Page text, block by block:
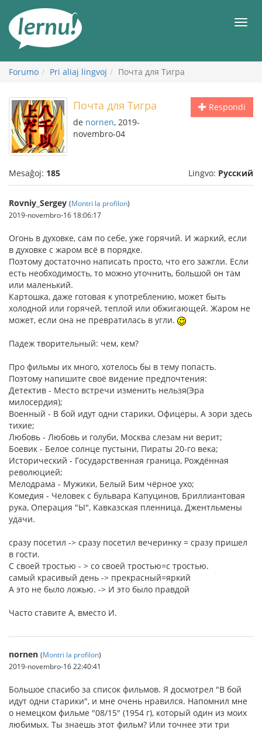
enhavo
Forumo Pri aliaj lingvoj Почта для Тигра
Respondi
Почта для Тигра
de nornen, 2019-
novembro-04
Mesaĝoj: 185 Lingvo: Русский
Rovniy_Sergey (Montri la profilon)
2019-novembro-16 18:06:17
Огонь в духовке, сам по себе, уже горячий. И жаркий, если
в духовке с жаром всё в порядке.
Поэтому достаточно написать просто, что его зажгли. Если
есть необходимость, то можно уточнить, большой он там
или маленький.
Картошка, даже готовая к употреблению, может быть
холодной или горячей, теплой или обжигающей. Жаром не
может, если она не превратилась в угли.
Падеж творительный: чем, кем?
Про фильмы их много, хотелось бы в тему попасть.
Поэтому напишите своё видение предпочтения:
Детектив - Место встречи изменить нельзя(Эра
милосердия);
Военный - В бой идут одни старики, Офицеры, А зори здесь
тихие;
Любовь - Любовь и голуби, Москва слезам ни верит;
Боевик - Белое солнце пустыни, Пираты 20-го века;
Исторический - Государственная граница, Рождённая
революцией;
Мелодрама - Мужики, Белый Бим чёрное ухо;
Комедия - Человек с бульвара Капуцинов, Бриллиантовая
рука, Операция "Ы", Кавказская пленница, Джентльмены
удачи.
сразу посетил -> сразу посетил вечеринку = сразу пришел
в гости.
С своей тростью - > со своей тростью=с тростью.
самый красивый день -> прекрасный=яркий
А это не было ложью. -> И это было правдой
Часто ставите А, вместо И.
nornen (Montri la profilon)
2019-novembro-16 22:40:41
Большое спасибо за список фильмов. Я досмотрел "В бой
идут одни старики", и мне очень нравился. Напомнил мне
о немецком фильме "08/15" (1954 г), который один из моих
любимых. Ты знаешь этот фильм? Или точнее эти три